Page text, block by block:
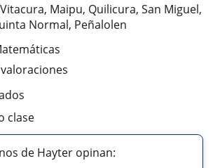
Maipu, Quilicura, San Miguel,
Normal, Peñalolen
clase
de Hayter opinan: